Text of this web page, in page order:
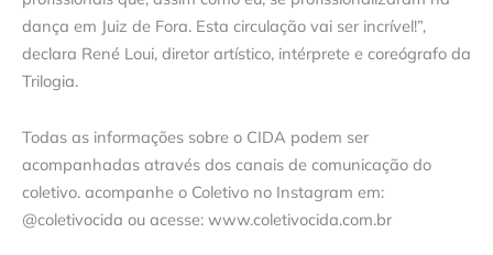
dança em Juiz de Fora. Esta circulação vai ser incrível!”,
declara René Loui, diretor artístico, intérprete e coreógrafo da
Trilogia.
Todas as informações sobre o CIDA podem ser
acompanhadas através dos canais de comunicação do
coletivo. acompanhe o Coletivo no Instagram em:
@coletivocida ou acesse: www.coletivocida.com.br